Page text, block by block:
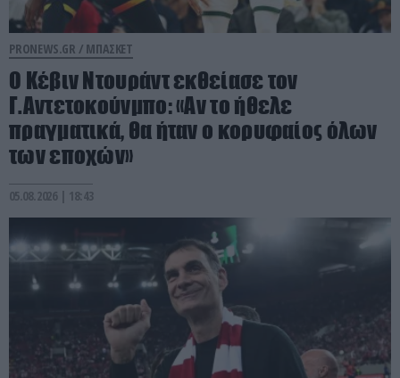
PRONEWS.GR / ΜΠΑΣΚΕΤ
Ο Κέβιν Ντουράντ εκθείασε τον
Γ.Αντετοκούνμπο: «Αν το ήθελε
πραγματικά, θα ήταν ο κορυφαίος όλων
των εποχών»
05.08.2026 | 18:43